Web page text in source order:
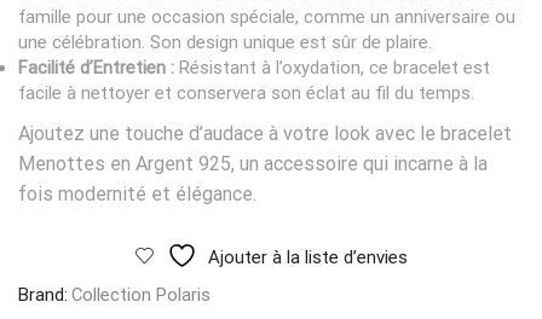
famille pour une occasion spéciale, comme un anniversaire ou
une célébration. Son design unique est sûr de plaire.
Facilité d’Entretien : Résistant à l’oxydation, ce bracelet est
facile à nettoyer et conservera son éclat au fil du temps.
Ajoutez une touche d’audace à votre look avec le bracelet
Menottes en Argent 925, un accessoire qui incarne à la
fois modernité et élégance.
Ajouter à la liste d’envies
Brand: Collection Polaris